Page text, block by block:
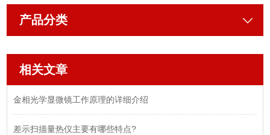
产品分类
相关文章
金相光学显微镜工作原理的详细介绍
差示扫描量热仪主要有哪些特点?